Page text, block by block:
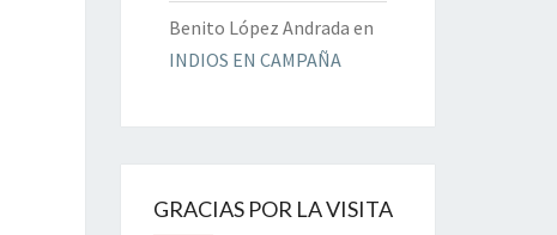
Benito López Andrada en
INDIOS EN CAMPAÑA
GRACIAS POR LA VISITA